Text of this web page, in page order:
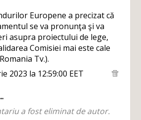
Europene a precizat că
se va pronunţa şi va
asupra proiectului de lege,
Comisiei mai este cale
Tv.).
2023 la 12:59:00 EET
a fost eliminat de autor.